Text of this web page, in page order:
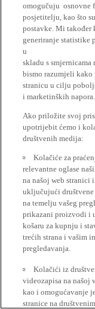
omogučuju osnovne
posjetitelju, kao što
postavke. Mi također
generiranje statistike
u
skladu s
bismo razumjeli
stranicu u cilju
i marketinških napora.
Ako priložite svoj
upotrijebit ćemo i
društvenih medija:
Kolačiće za
relevantne oglase
na našoj web stranici
uključujući društvene
na temelju vašeg
prikazani proizvodi i
košaru za kupnju i
trećih strana i vašim
pregledavanja.
Kolačići iz
videozapisa na našoj
kao i omogućavanje
stranice na